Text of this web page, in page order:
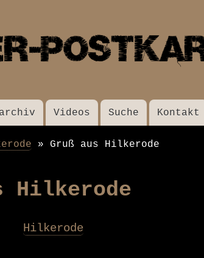
Inhalt
Videos Suche Kontakt
Gruß aus Hilkerode
Hilkerode
Hilkerode